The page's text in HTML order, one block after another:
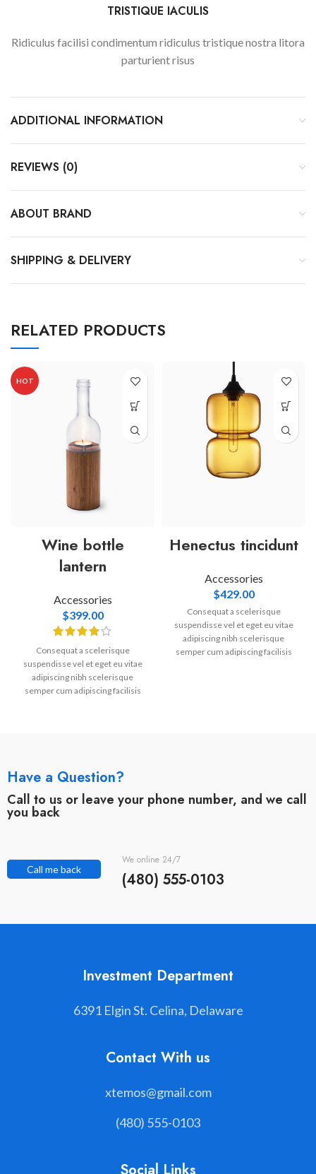
TRISTIQUE IACULIS
Ridiculus facilisi condimentum ridiculus tristique nostra litora
parturient risus
ADDITIONAL INFORMATION
REVIEWS (0)
ABOUT BRAND
SHIPPING & DELIVERY
RELATED PRODUCTS
HOT
Wine bottle
lantern
Accessories
$399.00
Consequat a scelerisque
suspendisse vel et eget eu vitae
adipiscing nibh scelerisque
semper cum adipiscing facilisis
blandit posuere.
Henectus tincidunt
Accessories
$429.00
Consequat a scelerisque
suspendisse vel et eget eu vitae
adipiscing nibh scelerisque
semper cum adipiscing facilisis
Have a Question?
Call to us or leave your phone number, and we call
you back
Call me back
We online 24/7
(480) 555-0103
Investment Department
6391 Elgin St. Celina, Delaware
Contact With us
xtemos@gmail.com
(480) 555-0103
Social Links